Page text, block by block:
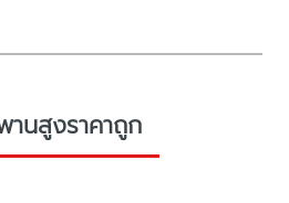
านสูงราคาถูก